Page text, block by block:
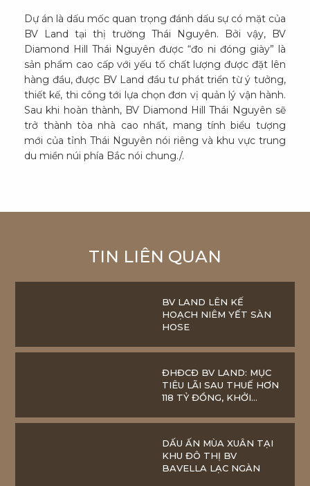
Dự án là dấu mốc quan trọng đánh dấu sự có mặt của
BV Land tại thị trường Thái Nguyên. Bởi vậy, BV
Diamond Hill Thái Nguyên được “đo ni đóng giày” là
sản phẩm cao cấp với yếu tố chất lượng được đặt lên
hàng đầu, được BV Land đầu tư phát triển từ ý tưởng,
thiết kế, thi công tới lựa chọn đơn vị quản lý vận hành.
Sau khi hoàn thành, BV Diamond Hill Thái Nguyên sẽ
trở thành tòa nhà cao nhất, mang tính biểu tượng
mới của tỉnh Thái Nguyên nói riêng và khu vực trung
du miền núi phía Bắc nói chung./.
TIN LIÊN QUAN
BV LAND LÊN KẾ
HOẠCH NIÊM YẾT SÀN
HOSE
ĐHĐCĐ BV LAND: MỤC
TIÊU LÃI SAU THUẾ HƠN
118 TỶ ĐỒNG, KHỞI
TRONG NĂM 2024
DẤU ẤN MÙA XUÂN TẠI
KHU ĐÔ THỊ BV
BAVELLA LẠC NGÀN